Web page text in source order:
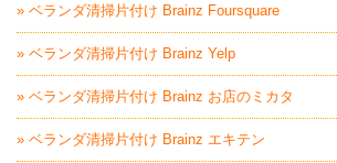
» ベランダ清掃片付け Brainz Foursquare
» ベランダ清掃片付け Brainz Yelp
» ベランダ清掃片付け Brainz お店のミカタ
» ベランダ清掃片付け Brainz エキテン